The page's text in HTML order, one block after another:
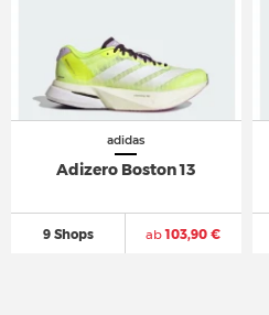
adidas
Adizero Boston 13
9 Shops ab103,90 €